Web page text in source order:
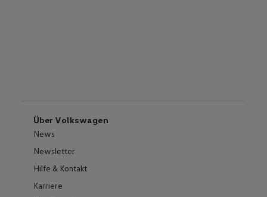
Über Volkswagen
News
Newsletter
Hilfe & Kontakt
Karriere